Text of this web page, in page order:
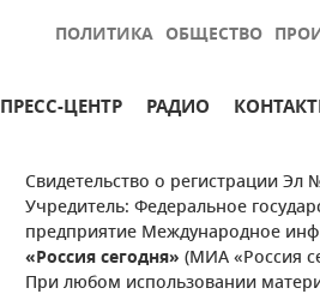
ПОЛИТИКА ОБЩЕСТВО
ПРЕСС-ЦЕНТР РАДИО
Свидетельство о регистрации Эл
Учредитель: Федеральное
предприятие Международное
«Россия сегодня» (МИА «Россия
При любом использовании